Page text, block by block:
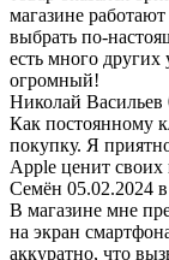
магазине
выбрать по-
есть много других
огромный!
Николай Васильев
Как постоянному
покупку. Я
Apple ценит
Семён 05.02.2024
В магазине мне
на экран
аккуратно, что